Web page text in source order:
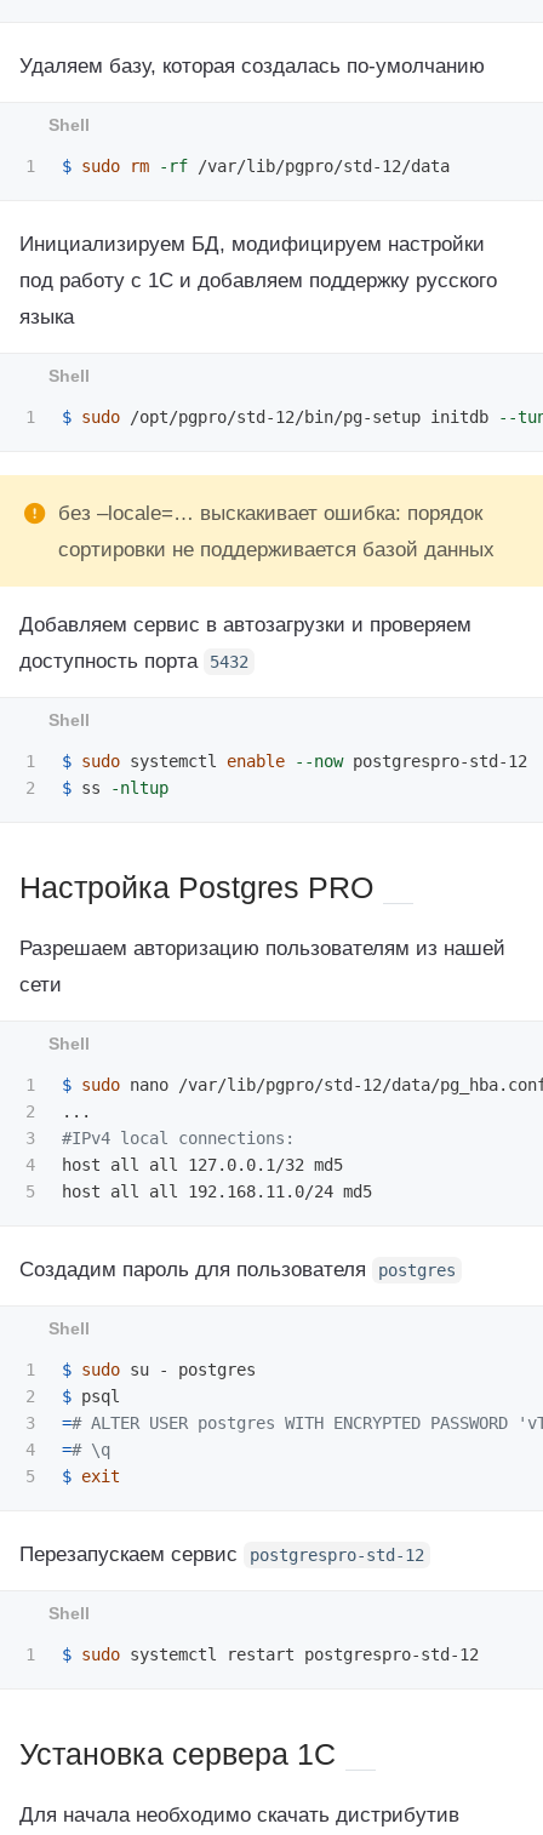
Удаляем базу, которая создалась по-умолчанию
$ sudo rm -rf
Инициализируем БД, модифицируем настройки
под работу с 1С и добавляем поддержку русского
языка
$ sudo /opt/pgpro/std-12/bin/pg-setup initdb --
без –locale=… выскакивает ошибка: порядок
сортировки не поддерживается базой данных
Добавляем сервис в автозагрузки и проверяем
доступность порта
5432
1
$ sudo systemctl enable --now
$ ss -nltup
Настройка Postgres PRO
Разрешаем авторизацию пользователям из нашей
сети
1
2
3
4
$ sudo nano /var/lib/pgpro/std-12/data/
#IPv4 local connections:
host all all 127.0.0.1/32 md5
Создадим пароль для пользователя postgres
1
2
3
4
$ sudo
$
=# ALTER USER postgres WITH ENCRYPTED PASSWORD
=# \q
$ exit
Перезапускаем сервис postgrespro-std-12
$ sudo
Установка сервера 1C
Для начала необходимо скачать дистрибутив